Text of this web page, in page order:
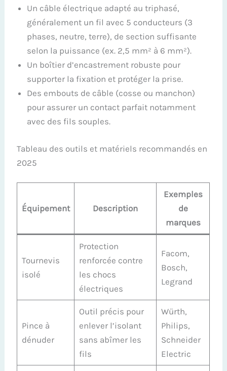
Un câble électrique adapté au triphasé,
généralement un fil avec 5 conducteurs (3
phases, neutre, terre), de section suffisante
selon la puissance (ex. 2,5 mm² à 6 mm²).
Un boîtier d’encastrement robuste pour
supporter la fixation et protéger la prise.
Des embouts de câble (cosse ou manchon)
pour assurer un contact parfait notamment
avec des fils souples.
Tableau des outils et matériels recommandés en
2025
Équipement Description
Exemples
de
marques
Tournevis
isolé
Protection
renforcée contre
les chocs
électriques
Facom,
Bosch,
Legrand
Pince à
dénuder
Outil précis pour
enlever l’isolant
sans abîmer les
fils
Würth,
Philips,
Schneider
Electric